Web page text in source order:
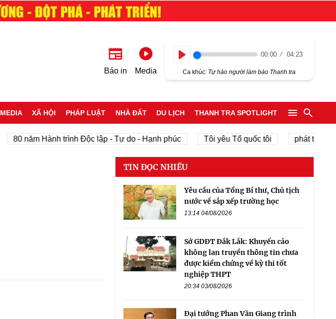
Báo in Media
00:00 04:23
Ca khúc: Tự hào người làm báo Thanh tra
MEDIA XÃ HỘI PHÁP LUẬT NHÀ ĐẤT DU LỊCH THANH TRA SPOTLIGHT
80 năm Hành trình Độc lập - Tự do - Hạnh phúc Tôi yêu Tổ quốc tôi phát triển kinh
TIN ĐỌC NHIỀU
Yêu cầu của Tổng Bí thư, Chủ tịch
nước về sắp xếp trường học
13:14 04/08/2026
Sở GDĐT Đắk Lắk: Khuyến cáo
không lan truyền thông tin chưa
được kiểm chứng về kỳ thi tốt
nghiệp THPT
20:34 03/08/2026
Đại tướng Phan Văn Giang trình